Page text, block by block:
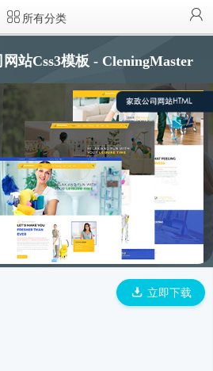
所有分类
站Css3模板 - CleningMaster
立即下载